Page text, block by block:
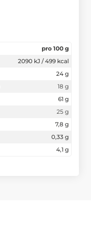
pro 100 g
2090 kJ / 499 kcal
24 g
18 g
61 g
25 g
7,8 g
0,33 g
4,1 g